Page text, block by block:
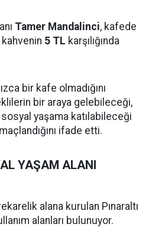
Tamer Mandalinci, kafede
5 TL karşılığında
bir kafe olmadığını
bir araya gelebileceği,
yaşama katılabileceği
ifade etti.
YAŞAM ALANI
alana kurulan Pınaraltı
alanları bulunuyor.